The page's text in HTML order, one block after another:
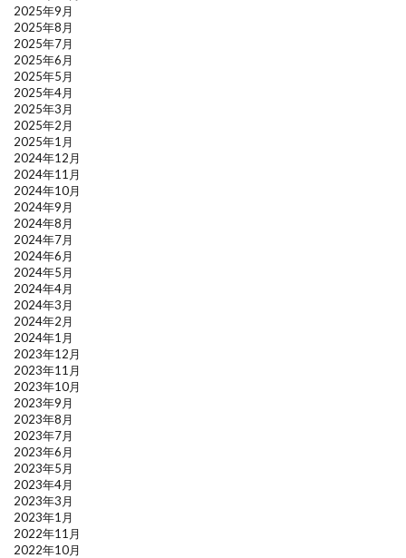
2025年9月
2025年8月
2025年7月
2025年6月
2025年5月
2025年4月
2025年3月
2025年2月
2025年1月
2024年12月
2024年11月
2024年10月
2024年9月
2024年8月
2024年7月
2024年6月
2024年5月
2024年4月
2024年3月
2024年2月
2024年1月
2023年12月
2023年11月
2023年10月
2023年9月
2023年8月
2023年7月
2023年6月
2023年5月
2023年4月
2023年3月
2023年1月
2022年11月
2022年10月